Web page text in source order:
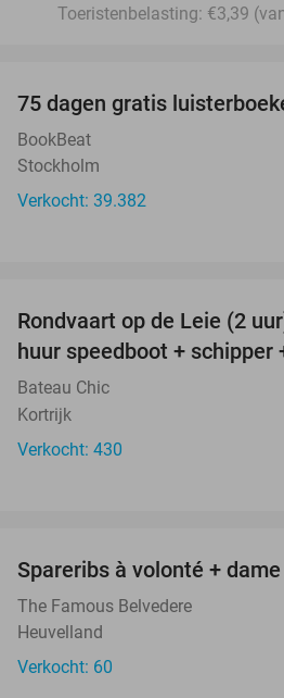
Toeristenbelasting: €3,39
75 dagen gratis
BookBeat
Stockholm
Verkocht: 39.382
Rondvaart op de Leie (2
huur speedboot + schipper
Bateau Chic
Kortrijk
Verkocht: 430
Spareribs à volonté +
The Famous Belvedere
Heuvelland
Verkocht: 60